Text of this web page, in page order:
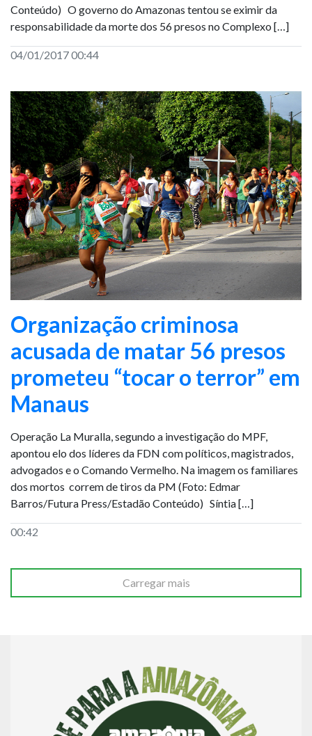
Conteúdo) O governo do Amazonas tentou se eximir da
responsabilidade da morte dos 56 presos no Complexo […]
04/01/2017 00:44
Organização criminosa
acusada de matar 56 presos
prometeu “tocar o terror” em
Manaus
Operação La Muralla, segundo a investigação do MPF,
apontou elo dos líderes da FDN com políticos, magistrados,
advogados e o Comando Vermelho. Na imagem os familiares
dos mortos correm de tiros da PM (Foto: Edmar
Barros/Futura Press/Estadão Conteúdo) Síntia […]
00:42
Carregar mais